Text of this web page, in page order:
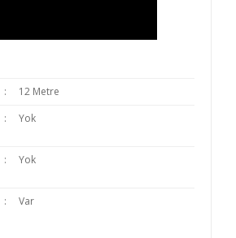
:
12 Metre
: Yok
: Yok
: Var